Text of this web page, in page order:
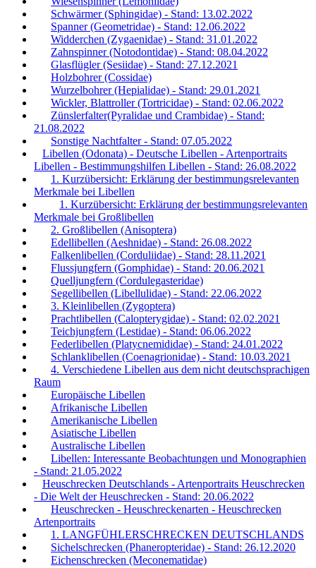
Schwärmer (Sphingidae) - Stand: 13.02.2022
Spanner (Geometridae) - Stand: 12.06.2022
Widderchen (Zygaenidae) - Stand: 31.01.2022
Zahnspinner (Notodontidae) - Stand: 08.04.2022
Glasflügler (Sesiidae) - Stand: 27.12.2021
Holzbohrer (Cossidae)
Wurzelbohrer (Hepialidae) - Stand: 29.01.2021
Wickler, Blattroller (Tortricidae) - Stand: 02.06.2022
Zünslerfalter(Pyralidae und Crambidae) - Stand:
21.08.2022
Sonstige Nachtfalter - Stand: 07.05.2022
Libellen (Odonata) - Deutsche Libellen - Artenportraits
Libellen - Bestimmungshilfen Libellen - Stand: 26.08.2022
1. Kurzübersicht: Erklärung der bestimmungsrelevanten
Merkmale bei Libellen
1. Kurzübersicht: Erklärung der bestimmungsrelevanten
Merkmale bei Großlibellen
2. Großlibellen (Anisoptera)
Edellibellen (Aeshnidae) - Stand: 26.08.2022
Falkenlibellen (Corduliidae) - Stand: 28.11.2021
Flussjungfern (Gomphidae) - Stand: 20.06.2021
Quelljungfern (Cordulegasteridae)
Segellibellen (Libellulidae) - Stand: 22.06.2022
3. Kleinlibellen (Zygoptera)
Prachtlibellen (Calopterygidae) - Stand: 02.02.2021
Teichjungfern (Lestidae) - Stand: 06.06.2022
Federlibellen (Platycnemididae) - Stand: 24.01.2022
Schlanklibellen (Coenagrionidae) - Stand: 10.03.2021
4. Verschiedene Libellen aus dem nicht deutschsprachigen
Raum
Europäische Libellen
Afrikanische Libellen
Amerikanische Libellen
Asiatische Libellen
Australische Libellen
Libellen: Interessante Beobachtungen und Monographien
- Stand: 21.05.2022
Heuschrecken Deutschlands - Artenportraits Heuschrecken
- Die Welt der Heuschrecken - Stand: 20.06.2022
Heuschrecken - Heuschreckenarten - Heuschrecken
Artenportraits
1. LANGFÜHLERSCHRECKEN DEUTSCHLANDS
Sichelschrecken (Phaneropteridae) - Stand: 26.12.2020
Eichenschrecken (Meconematidae)